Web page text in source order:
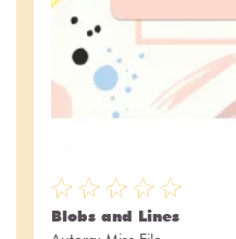
Blobs and Lines